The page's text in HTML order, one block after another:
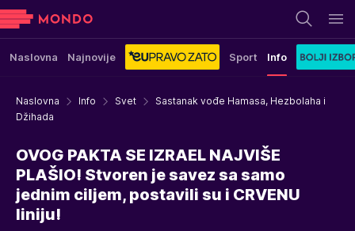
Naslovna Najnovije Sport Info
Naslovna Info Svet
Sastanak vođe Hamasa, Hezbolaha i
Džihada
OVOG PAKTA SE IZRAEL NAJVIŠE
PLAŠIO! Stvoren je savez sa samo
jednim ciljem, postavili su i CRVENU
liniju!